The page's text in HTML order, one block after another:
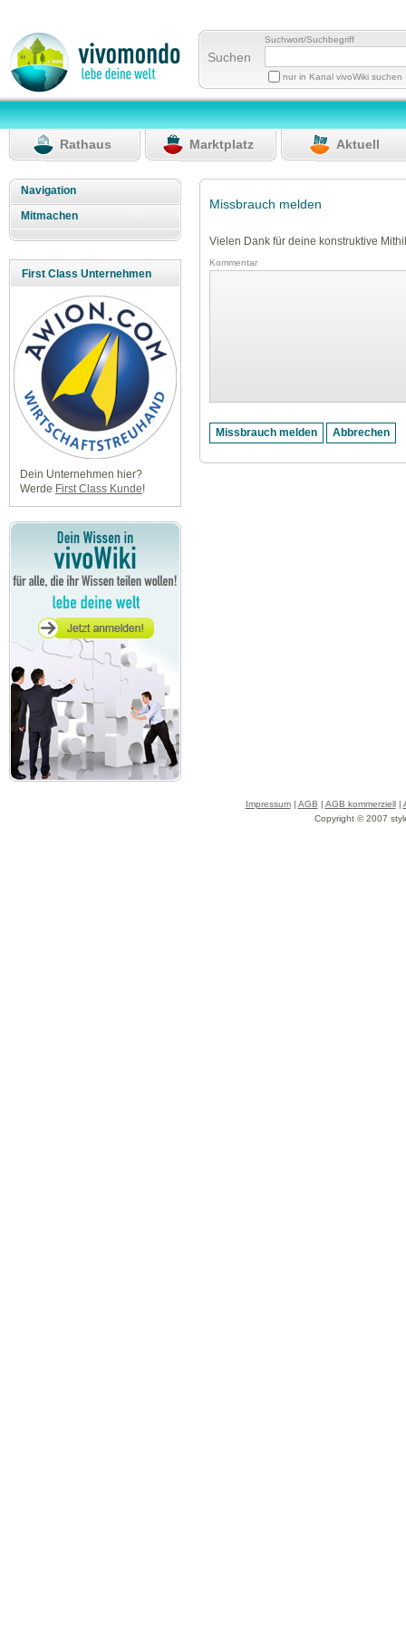
Suchen
Suchwort/Suchbegriff
nur in Kanal vivoWiki suchen
Rathaus Marktplatz Aktuell
Navigation
Mitmachen
First Class Unternehmen
Dein Unternehmen hier?
Werde First Class Kunde!
Missbrauch melden
Vielen Dank für deine konstruktive
Kommentar
Impressum| AGB | AGB kommerziell|
Copyright © 2007